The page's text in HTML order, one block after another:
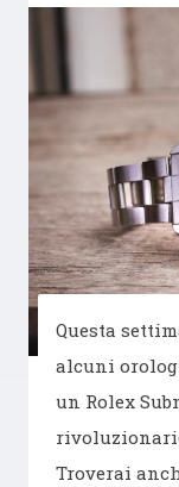
Questa
alcuni
un Rolex
Troverai